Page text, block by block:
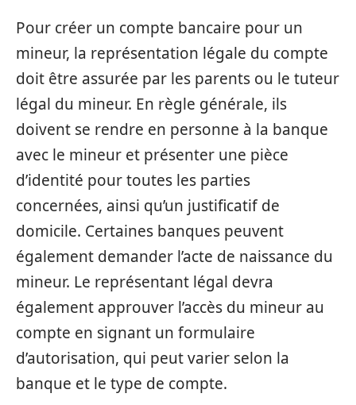
Pour créer un compte bancaire pour un
mineur, la représentation légale du compte
doit être assurée par les parents ou le tuteur
légal du mineur. En règle générale, ils
doivent se rendre en personne à la banque
avec le mineur et présenter une pièce
d’identité pour toutes les parties
concernées, ainsi qu’un justificatif de
domicile. Certaines banques peuvent
également demander l’acte de naissance du
mineur. Le représentant légal devra
également approuver l’accès du mineur au
compte en signant un formulaire
d’autorisation, qui peut varier selon la
banque et le type de compte.